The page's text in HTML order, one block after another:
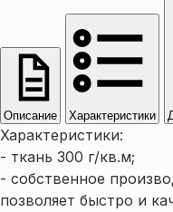
Описание Характеристики
Характеристики:
- ткань 300 г/кв.м;
- собственное
позволяет быстро и